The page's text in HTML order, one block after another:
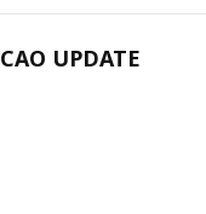
CAO UPDATE